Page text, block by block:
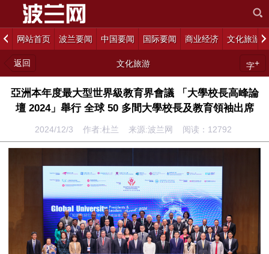
网站首页 波兰要闻 中国要闻 国际要闻 商业经济 文化旅游
返回 文化旅游 字+
亞洲本年度最大型世界級教育界會議 「大學校長高峰論
壇 2024」舉行 全球 50 多間大學校長及教育領袖出席
2024/12/3 作者:杜兰 来源:波兰网 阅读： 12792